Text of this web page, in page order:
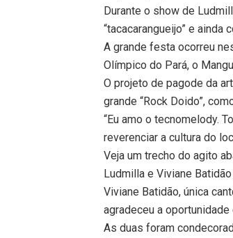
Durante o show de
“tacacarangueijo” e
A grande festa ocorreu
Olímpico do Pará, o
O projeto de pagode da
grande “Rock Doido”,
“Eu amo o tecnomelody.
reverenciar a cultura do
Veja um trecho do agito
Ludmilla e Viviane
Viviane Batidão, única
agradeceu a
As duas foram